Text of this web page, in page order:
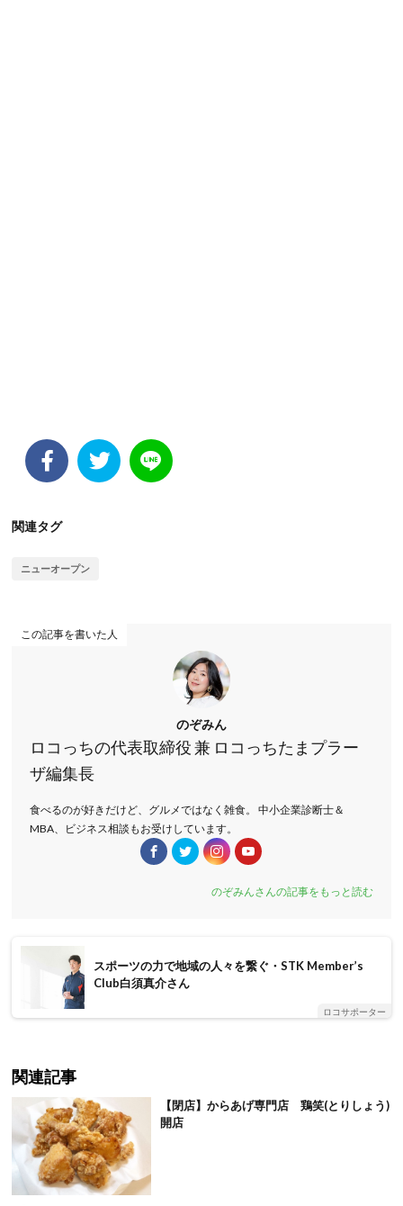
関連タグ
ニューオープン
この記事を書いた人
のぞみん
ロコっちの代表取締役 兼 ロコっちたまプラー
ザ編集長
食べるのが好きだけど、グルメではなく雑食。 中小企業診断士＆
MBA、ビジネス相談もお受けしています。
のぞみんさんの記事をもっと読む
スポーツの力で地域の人々を繋ぐ・STK Member’s
Club白須真介さん
ロコサポーター
関連記事
【閉店】からあげ専門店 鶏笑(とりしょう)
開店